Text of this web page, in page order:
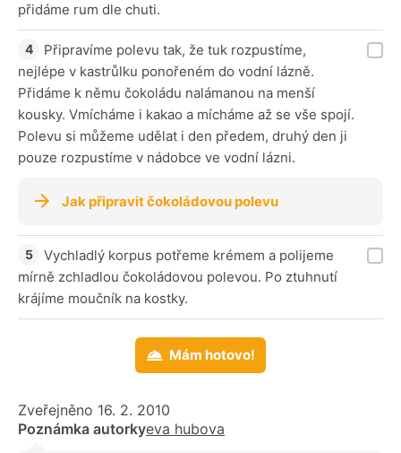
přidáme rum dle chuti.
Připravíme polevu tak, že tuk rozpustíme,
nejlépe v kastrůlku ponořeném do vodní lázně.
Přidáme k němu čokoládu nalámanou na menší
kousky. Vmícháme i kakao a mícháme až se vše spojí.
Polevu si můžeme udělat i den předem, druhý den ji
pouze rozpustíme v nádobce ve vodní lázni.
Jak připravit čokoládovou polevu
Vychladlý korpus potřeme krémem a polijeme
mírně zchladlou čokoládovou polevou. Po ztuhnutí
krájíme moučník na kostky.
Mám hotovo!
Zveřejněno 16. 2. 2010
Poznámka autorkyeva hubova